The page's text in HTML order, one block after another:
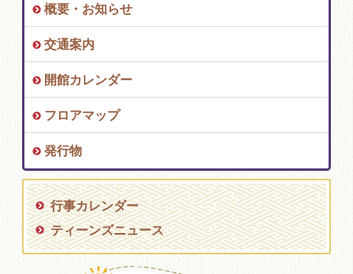
概要・お知らせ
交通案内
開館カレンダー
フロアマップ
発行物
行事カレンダー
ティーンズニュース